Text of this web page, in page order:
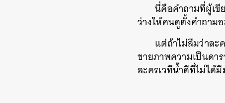
นี่คือคำถามที่ผู้เ
ว่างให้คนดูตั้งคำถาม
แต่ถ้าไม่ลืมว่าละ
ขายภาพความเป็นดา
ละครเวทีน้ำดีที่ไม่ได้